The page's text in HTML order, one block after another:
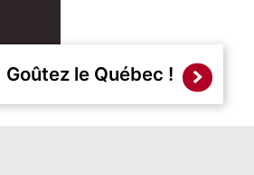
Goûtez le Québec !